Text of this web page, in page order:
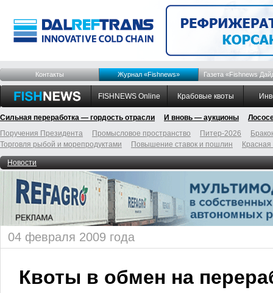
Контакты Журнал «Fishnews» Газета «Fishnews
FISHNEWS Online Крабовые квоты
Сильная переработка — гордость отрасли И вновь — аукционы
Поручения Президента
Промысловое пространство Питер-2026
Торговля рыбой и морепродуктами
Повышение ставок и пошлин
Новости
04 февраля 2009 года
Квоты в обмен на